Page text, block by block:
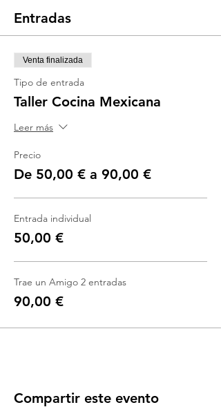
Entradas
Venta finalizada
Tipo de entrada
Taller Cocina Mexicana
Leer más
Precio
De 50,00 € a 90,00 €
Entrada individual
50,00 €
Trae un Amigo 2 entradas
90,00 €
Compartir este evento